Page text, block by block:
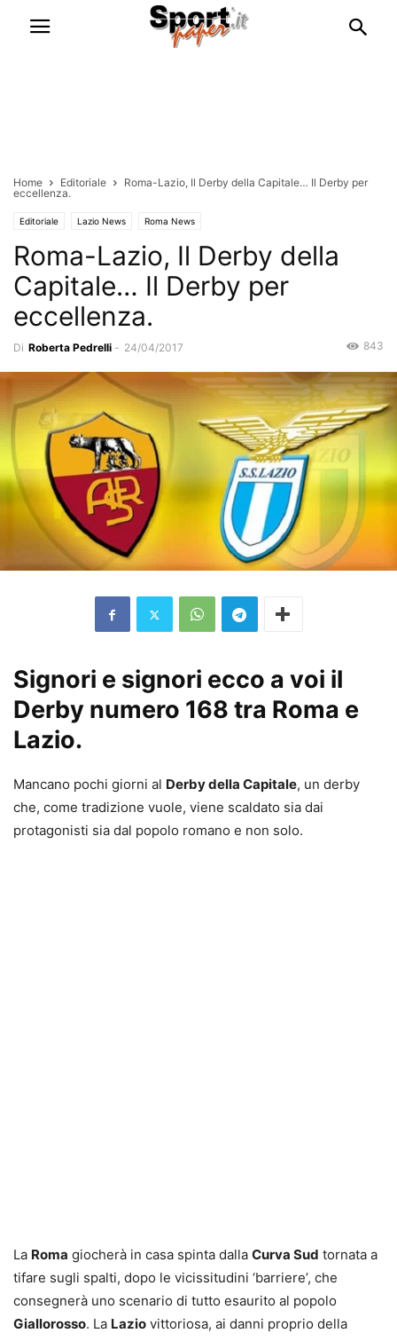
Home Editoriale
Roma-Lazio, Il Derby della Capitale… Il Derby per
eccellenza.
Editoriale Lazio News Roma News
Roma-Lazio, Il Derby della
Capitale… Il Derby per
eccellenza.
Di Roberta Pedrelli - 24/04/2017 843
Signori e signori ecco a voi il
Derby numero 168 tra Roma e
Lazio.
Mancano pochi giorni al Derby della Capitale, un derby
che, come tradizione vuole, viene scaldato sia dai
protagonisti sia dal popolo romano e non solo.
La Roma giocherà in casa spinta dalla Curva Sud tornata a
tifare sugli spalti, dopo le vicissitudini ‘barriere’, che
consegnerà uno scenario di tutto esaurito al popolo
Giallorosso. La Lazio vittoriosa, ai danni proprio della